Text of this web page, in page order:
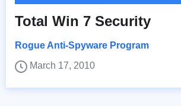
Total Win 7 Security
Rogue Anti-Spyware Program
March 17, 2010